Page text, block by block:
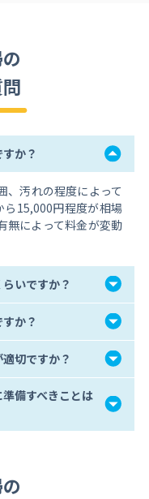
か？
、汚れの程度によって
15,000円程度が相場
無によって料金が変動
いですか？
か？
切ですか？
備すべきことは